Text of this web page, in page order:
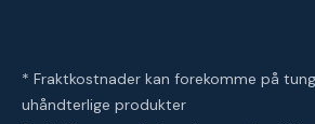
* Fraktkostnader kan forekomme på
uhåndterlige produkter